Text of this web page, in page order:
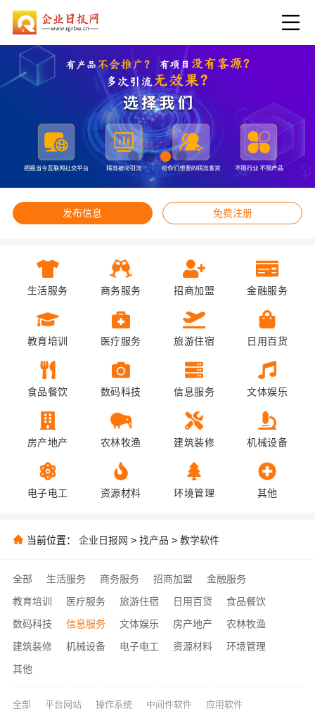
发布信息 免费注册
生活服务 商务服务 招商加盟 金融服务
教育培训 医疗服务 旅游住宿 日用百货
食品餐饮 数码科技 信息服务 文体娱乐
房产地产 农林牧渔 建筑装修 机械设备
电子电工 资源材料 环境管理 其他
当前位置： 企业日报网 > 找产品 > 教学软件
全部 生活服务 商务服务 招商加盟
金融服务
教育培训
医疗服务 旅游住宿 日用百货
食品餐饮
数码科技
信息服务 文体娱乐 房产地产
农林牧渔
建筑装修
机械设备 电子电工 资源材料
环境管理
其他
全部 平台网站 操作系统 中间件软件 应用软件